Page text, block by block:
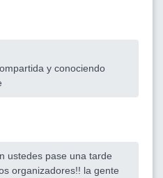
y conociendo
ustedes pase una tarde
organizadores!! la gente